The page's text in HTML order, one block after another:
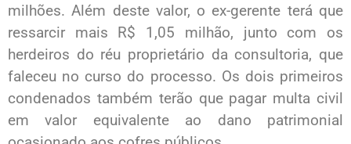
milhões. Além deste valor, o ex-gerente terá que
ressarcir mais R$ 1,05 milhão, junto com os
herdeiros do réu proprietário da consultoria, que
faleceu no curso do processo. Os dois primeiros
condenados também terão que pagar multa civil
em valor equivalente ao dano patrimonial